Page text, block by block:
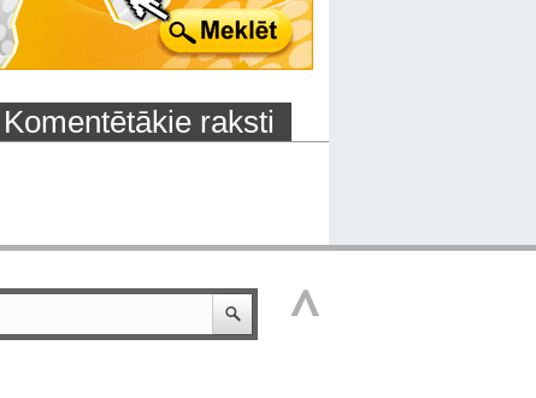
Komentētākie raksti